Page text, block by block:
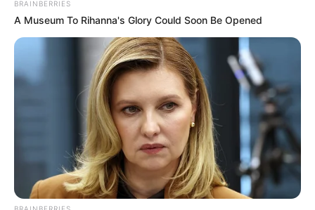
BRAINBERRIES
A Museum To Rihanna's Glory Could Soon Be Opened